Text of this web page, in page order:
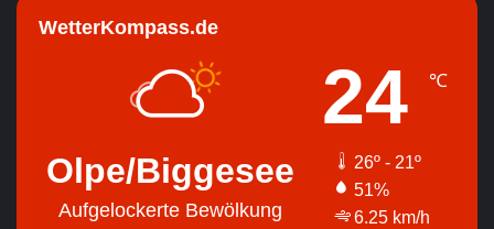
WetterKompass.de
Olpe/Biggesee
Aufgelockerte Bewölkung
24 ℃
26º - 21º
51%
6.25 km/h